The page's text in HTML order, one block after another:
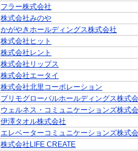
フラー株式会社
株式会社みのや
かがやきホールディングス株式会社
株式会社ヒット
株式会社レント
株式会社リップス
株式会社エータイ
株式会社北里コーポレーション
プリモグローバルホールディングス株式
ウェルネス・コミュニケーションズ株式
伊澤タオル株式会社
エレベーターコミュニケーションズ株式
株式会社LIFE CREATE